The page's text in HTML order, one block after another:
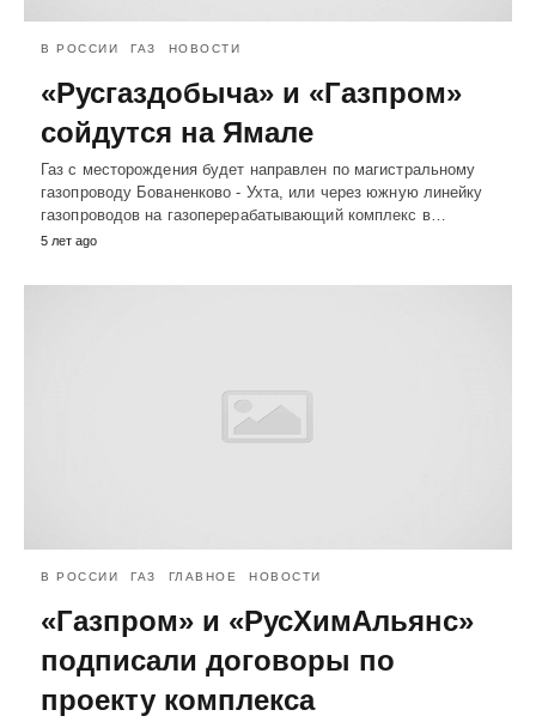
В РОССИИ ГАЗ НОВОСТИ
«Русгаздобыча» и «Газпром»
сойдутся на Ямале
Газ с месторождения будет направлен по магистральному
газопроводу Бованенково - Ухта, или через южную линейку
газопроводов на газоперерабатывающий комплекс в…
5 лет ago
В РОССИИ ГАЗ ГЛАВНОЕ НОВОСТИ
«Газпром» и «РусХимАльянс»
подписали договоры по
проекту комплекса